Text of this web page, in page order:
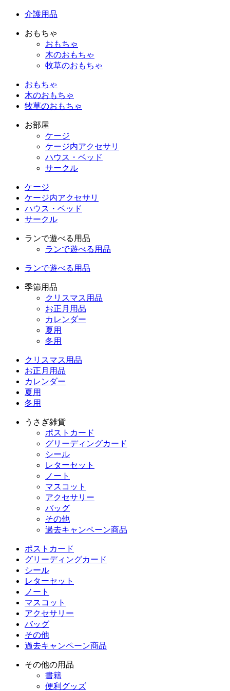
介護用品
おもちゃ
おもちゃ
木のおもちゃ
牧草のおもちゃ
おもちゃ
木のおもちゃ
牧草のおもちゃ
お部屋
ケージ
ケージ内アクセサリ
ハウス・ベッド
サークル
ケージ
ケージ内アクセサリ
ハウス・ベッド
サークル
ランで遊べる用品
ランで遊べる用品
ランで遊べる用品
季節用品
クリスマス用品
お正月用品
カレンダー
夏用
冬用
クリスマス用品
お正月用品
カレンダー
夏用
冬用
うさぎ雑貨
ポストカード
グリーディングカード
シール
レターセット
ノート
マスコット
アクセサリー
バッグ
その他
過去キャンペーン商品
ポストカード
グリーディングカード
シール
レターセット
ノート
マスコット
アクセサリー
バッグ
その他
過去キャンペーン商品
その他の用品
書籍
便利グッズ